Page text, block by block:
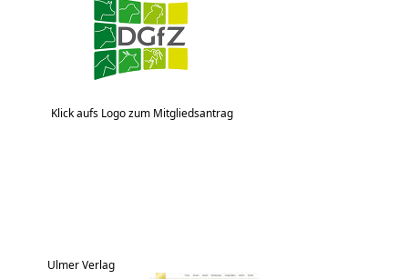
Klick aufs Logo zum Mitgliedsantrag
Ulmer Verlag